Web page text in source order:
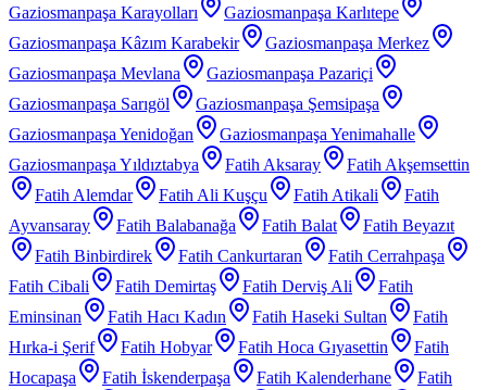
Gaziosmanpaşa Karayolları
Gaziosmanpaşa Karlıtepe
Gaziosmanpaşa Kâzım Karabekir
Gaziosmanpaşa Merkez
Gaziosmanpaşa Mevlana
Gaziosmanpaşa Pazariçi
Gaziosmanpaşa Sarıgöl
Gaziosmanpaşa Şemsipaşa
Gaziosmanpaşa Yenidoğan
Gaziosmanpaşa Yenimahalle
Gaziosmanpaşa Yıldıztabya
Fatih Aksaray
Fatih Akşemsettin
Fatih Alemdar
Fatih Ali Kuşçu Fatih Atikali
Fatih
Ayvansaray
Fatih Balabanağa Fatih Balat
Fatih Beyazıt
Fatih Binbirdirek
Fatih Cankurtaran
Fatih Cerrahpaşa
Fatih Cibali
Fatih Demirtaş Fatih Derviş Ali
Fatih
Eminsinan
Fatih Hacı Kadın Fatih Haseki Sultan
Fatih
Hırka-i Şerif
Fatih Hobyar Fatih Hoca Gıyasettin
Fatih
Hocapaşa
Fatih İskenderpaşa Fatih Kalenderhane Fatih